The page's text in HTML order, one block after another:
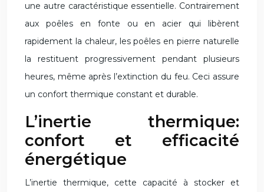
une autre caractéristique essentielle. Contrairement
aux poêles en fonte ou en acier qui libèrent
rapidement la chaleur, les poêles en pierre naturelle
la restituent progressivement pendant plusieurs
heures, même après l’extinction du feu. Ceci assure
un confort thermique constant et durable.
L’inertie thermique:
confort et efficacité
énergétique
L’inertie thermique, cette capacité à stocker et